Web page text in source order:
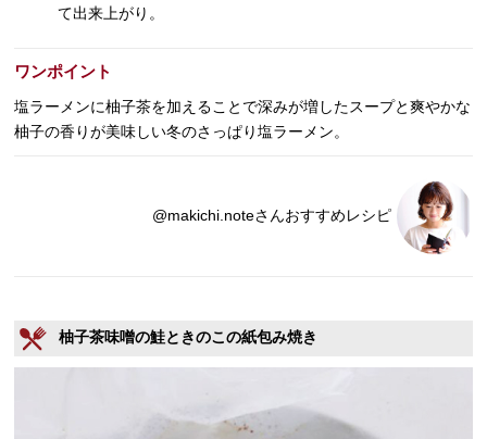
て出来上がり。
ワンポイント
塩ラーメンに柚子茶を加えることで深みが増したスープと爽やかな
柚子の香りが美味しい冬のさっぱり塩ラーメン。
@makichi.noteさんおすすめレシピ
柚子茶味噌の鮭ときのこの紙包み焼き